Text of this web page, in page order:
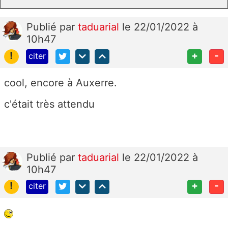
Publié par taduarial le 22/01/2022 à
10h47
!
citer + -
cool, encore à Auxerre.
c'était très attendu
Publié par taduarial le 22/01/2022 à
10h47
!
citer + -